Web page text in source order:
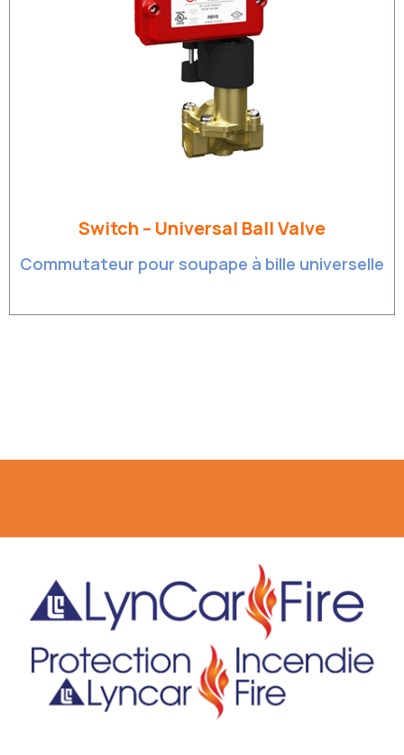
Switch – Universal Ball Valve
Commutateur pour soupape à bille universelle